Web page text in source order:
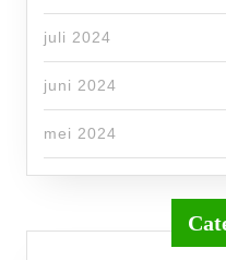
juli 2024
juni 2024
mei 2024